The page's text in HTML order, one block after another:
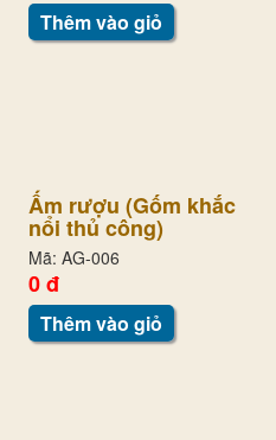
Thêm vào giỏ
Ấm rượu (Gốm khắc
nổi thủ công)
Mã: AG-006
0 đ
Thêm vào giỏ